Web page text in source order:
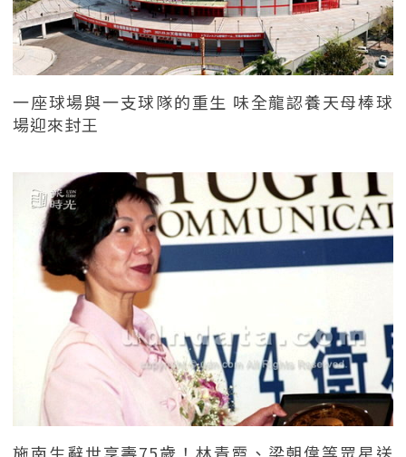
一座球場與一支球隊的重生 味全龍認養天母棒球
場迎來封王
施南生辭世享壽75歲！林青霞、梁朝偉等眾星送